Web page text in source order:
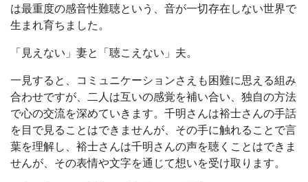
は最重度の感音性難聴という、音が一切存在しない世界で
生まれ育ちました。
「見えない」妻と「聴こえない」夫。
一見すると、コミュニケーションさえも困難に思える組み
合わせですが、二人は互いの感覚を補い合い、独自の方法
で心の交流を深めていきます。千明さんは裕士さんの手話
を目で見ることはできませんが、その手に触れることで言
葉を理解し、裕士さんは千明さんの声を聴くことはできま
せんが、その表情や文字を通じて想いを受け取ります。